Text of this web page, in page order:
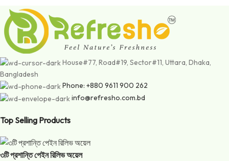
House#77, Road#19, Sector#11, Uttara, Dhaka,
Bangladesh
Phone: +880 9611 900 262
info@refresho.com.bd
Top Selling Products
৩টি প্রশান্তি পেইন রিলিভ অয়েল